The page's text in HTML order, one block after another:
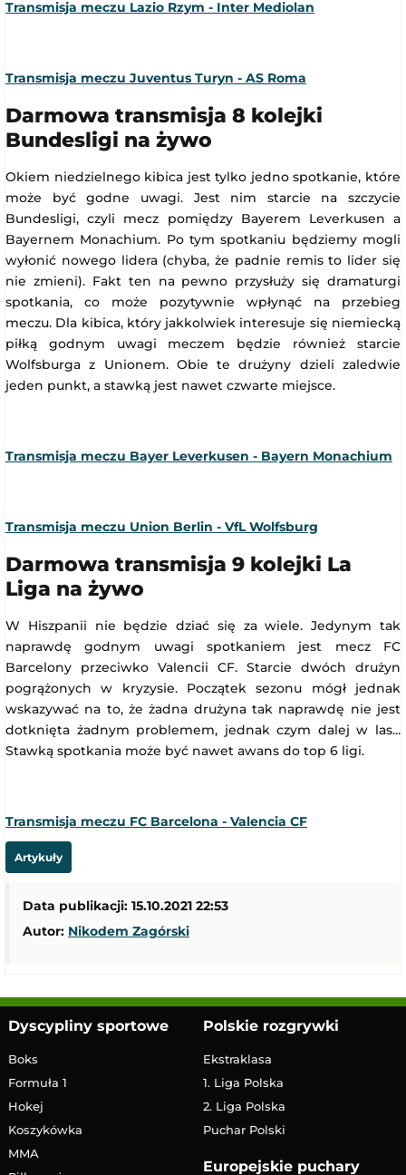
Transmisja meczu Lazio Rzym - Inter Mediolan
Transmisja meczu Juventus Turyn - AS Roma
Darmowa transmisja 8 kolejki
Bundesligi na żywo
Okiem niedzielnego kibica jest tylko jedno spotkanie, które
może być godne uwagi. Jest nim starcie na szczycie
Bundesligi, czyli mecz pomiędzy Bayerem Leverkusen a
Bayernem Monachium. Po tym spotkaniu będziemy mogli
wyłonić nowego lidera (chyba, że padnie remis to lider się
nie zmieni). Fakt ten na pewno przysłuży się dramaturgi
spotkania, co może pozytywnie wpłynąć na przebieg
meczu. Dla kibica, który jakkolwiek interesuje się niemiecką
piłką godnym uwagi meczem będzie również starcie
Wolfsburga z Unionem. Obie te drużyny dzieli zaledwie
jeden punkt, a stawką jest nawet czwarte miejsce.
Transmisja meczu Bayer Leverkusen - Bayern Monachium
Transmisja meczu Union Berlin - VfL Wolfsburg
Darmowa transmisja 9 kolejki La
Liga na żywo
W Hiszpanii nie będzie dziać się za wiele. Jedynym tak
naprawdę godnym uwagi spotkaniem jest mecz FC
Barcelony przeciwko Valencii CF. Starcie dwóch drużyn
pogrążonych w kryzysie. Początek sezonu mógł jednak
wskazywać na to, że żadna drużyna tak naprawdę nie jest
dotknięta żadnym problemem, jednak czym dalej w las...
Stawką spotkania może być nawet awans do top 6 ligi.
Transmisja meczu FC Barcelona - Valencia CF
Artykuły
Data publikacji: 15.10.2021 22:53
Autor: Nikodem Zagórski
Dyscypliny sportowe
Boks
Formuła 1
Hokej
Koszykówka
MMA
Polskie rozgrywki
Ekstraklasa
1. Liga Polska
2. Liga Polska
Puchar Polski
Europejskie puchary